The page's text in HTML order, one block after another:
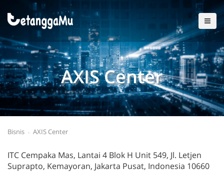
AXIS Center
Bisnis AXIS Center
ITC Cempaka Mas, Lantai 4 Blok H Unit 549, Jl. Letjen
Suprapto, Kemayoran, Jakarta Pusat, Indonesia 10660